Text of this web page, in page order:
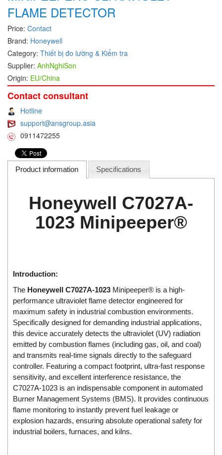
DEIF
Delmhorst VietNam
DELTA
Delta Ohm
Delta sensor
Delta-mobrey
DEMA Engineering/ Foam- IT
DESAX
DET-TRONICS
Deublin
Diakont
DINA Elektronik
Di-Soric
Doctor Led Vietnam
DOLD - Autho ANS
Dold Vietnam
Dongdo Tech
Donghwa Valve
Dongkun
Dosing Pump
DR. NEUMANN Peltier-Technik
Driesen Kern
Dropsa Vietnam
Druck
FLAME DETECTOR
Price: Contact
Brand: Honeywell
Category: Thiết bị đo lường & Kiểm tra
Supplier: AnhNghiSon
Origin: EU/China
Contact consultant
Hotline
support@ansgroup.asia
0911472255
Product information Specifications
Honeywell C7027A-
1023 Minipeeper®
Introduction:
The Honeywell C7027A-1023 Minipeeper® is a high-
performance ultraviolet flame detector engineered for
maximum safety in industrial combustion environments.
Specifically designed for demanding industrial applications,
this device accurately detects the ultraviolet (UV) radiation
emitted by combustion flames (including gas, oil, and coal)
and transmits real-time signals directly to the safeguard
controller. Featuring a compact footprint, ultra-fast response
sensitivity, and excellent interference resistance, the
C7027A-1023 is an indispensable component in automated
Burner Management Systems (BMS). It provides continuous
flame monitoring to instantly prevent fuel leakage or
explosion hazards, ensuring absolute operational safety for
industrial boilers, furnaces, and kilns.